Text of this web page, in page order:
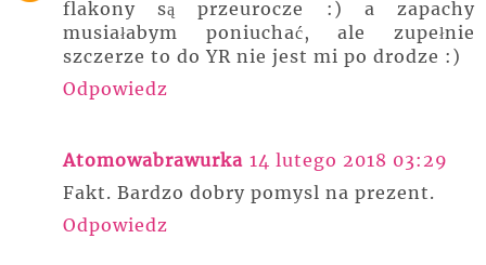
flakony są przeurocze :) a zapachy
musiałabym poniuchać, ale zupełnie
szczerze to do YR nie jest mi po drodze :)
Odpowiedz
Atomowabrawurka 14 lutego 2018 03:29
Fakt. Bardzo dobry pomysl na prezent.
Odpowiedz